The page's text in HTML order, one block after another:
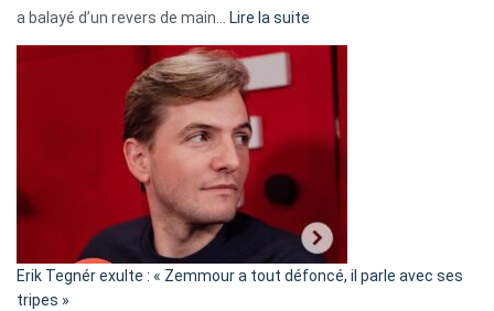
a balayé d’un revers de main… Lire la suite
Martine
Vassal
d’alliance
secrète
«
C’est
Erik Tegnér exulte : « Zemmour a tout défoncé, il parle avec ses
tripes »